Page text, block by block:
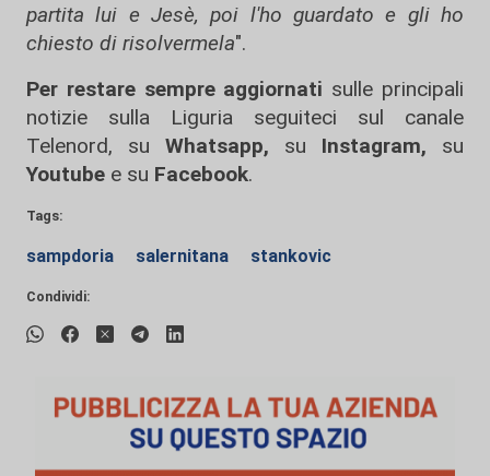
partita lui e Jesè, poi l'ho guardato e gli ho
chiesto di risolvermela".
Per restare sempre aggiornati sulle principali
notizie sulla Liguria seguiteci sul canale
Telenord, su
Whatsapp, su Instagram, su
Youtube e su Facebook.
Tags:
sampdoria salernitana stankovic
Condividi: